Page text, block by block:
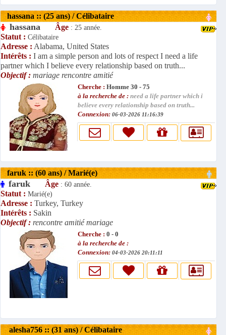
hassana :: (25 ans) / Célibataire
hassana Âge : 25 année.
Statut : Célibataire
Adresse : Alabama, United States
Intérêts : I am a simple person and lots of respect I need a life
partner which I believe every relationship based on truth...
Objectif : mariage rencontre amitié
Cherche : Homme 30 - 75
à la recherche de : need a life partner which i
believe every relationship based on truth...
Connexion: 06-03-2026 11:16:39
faruk :: (60 ans) / Marié(e)
faruk Âge : 60 année.
Statut : Marié(e)
Adresse : Turkey, Turkey
Intérêts : Sakin
Objectif : rencontre amitié mariage
Cherche : 0 - 0
à la recherche de :
Connexion: 04-03-2026 20:11:11
alesha756 :: (31 ans) / Célibataire